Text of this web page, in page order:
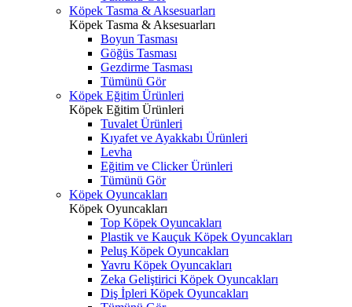
Köpek Tasma & Aksesuarları
Köpek Tasma & Aksesuarları
Boyun Tasması
Göğüs Tasması
Gezdirme Tasması
Tümünü Gör
Köpek Eğitim Ürünleri
Köpek Eğitim Ürünleri
Tuvalet Ürünleri
Kıyafet ve Ayakkabı Ürünleri
Levha
Eğitim ve Clicker Ürünleri
Tümünü Gör
Köpek Oyuncakları
Köpek Oyuncakları
Top Köpek Oyuncakları
Plastik ve Kauçuk Köpek Oyuncakları
Peluş Köpek Oyuncakları
Yavru Köpek Oyuncakları
Zeka Geliştirici Köpek Oyuncakları
Diş İpleri Köpek Oyuncakları